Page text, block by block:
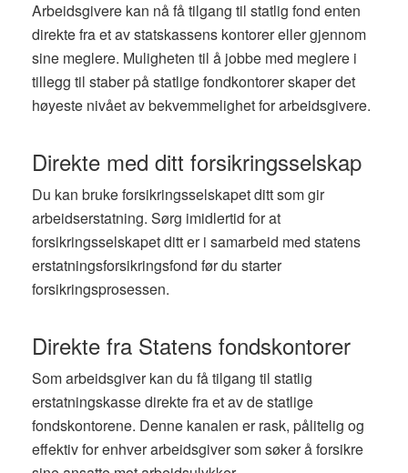
Arbeidsgivere kan nå få tilgang til statlig fond enten
direkte fra et av statskassens kontorer eller gjennom
sine meglere. Muligheten til å jobbe med meglere i
tillegg til staber på statlige fondkontorer skaper det
høyeste nivået av bekvemmelighet for arbeidsgivere.
Direkte med ditt forsikringsselskap
Du kan bruke forsikringsselskapet ditt som gir
arbeidserstatning. Sørg imidlertid for at
forsikringsselskapet ditt er i samarbeid med statens
erstatningsforsikringsfond før du starter
forsikringsprosessen.
Direkte fra Statens fondskontorer
Som arbeidsgiver kan du få tilgang til statlig
erstatningskasse direkte fra et av de statlige
fondskontorene. Denne kanalen er rask, pålitelig og
effektiv for enhver arbeidsgiver som søker å forsikre